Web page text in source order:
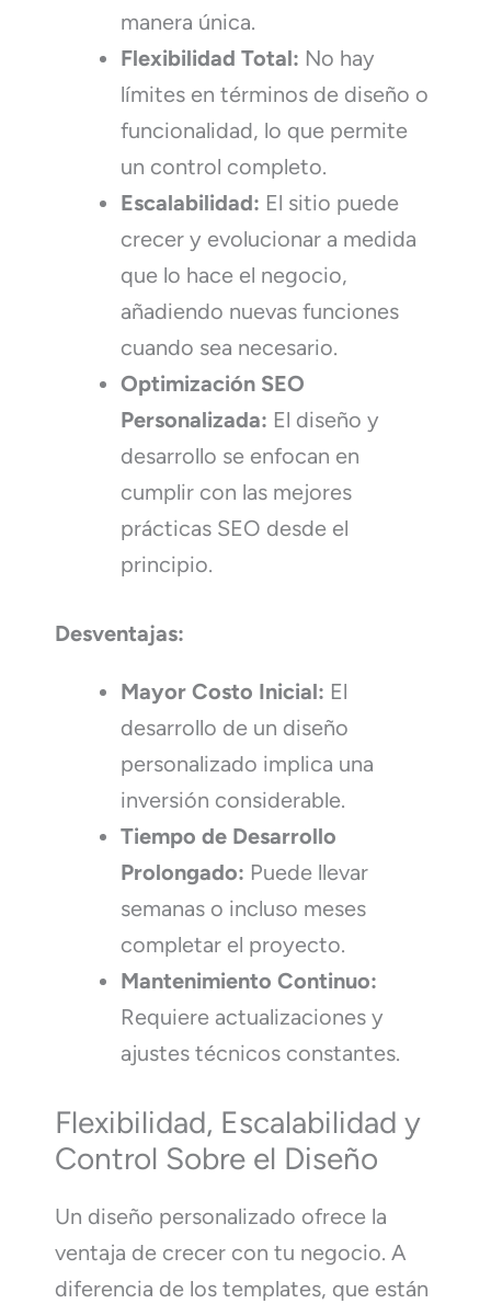
manera única.
Flexibilidad Total: No hay
límites en términos de diseño o
funcionalidad, lo que permite
un control completo.
Escalabilidad: El sitio puede
crecer y evolucionar a medida
que lo hace el negocio,
añadiendo nuevas funciones
cuando sea necesario.
Optimización SEO
Personalizada: El diseño y
desarrollo se enfocan en
cumplir con las mejores
prácticas SEO desde el
principio.
Desventajas:
Mayor Costo Inicial: El
desarrollo de un diseño
personalizado implica una
inversión considerable.
Tiempo de Desarrollo
Prolongado: Puede llevar
semanas o incluso meses
completar el proyecto.
Mantenimiento Continuo:
Requiere actualizaciones y
ajustes técnicos constantes.
Flexibilidad, Escalabilidad y
Control Sobre el Diseño
Un diseño personalizado ofrece la
ventaja de crecer con tu negocio. A
diferencia de los templates, que están